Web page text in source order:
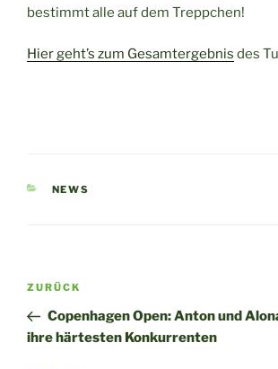
bestimmt alle auf dem Treppchen!
Hier geht’s zum Gesamtergebnis des
KATEGORIEN
NEWS
Beitragsnavigation
Vorheriger
Beitrag
ZURÜCK
Copenhagen Open: Anton und
ihre härtesten Konkurrenten